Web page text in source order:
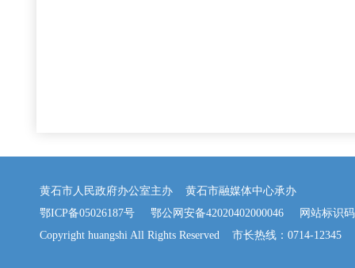
黄石市人民政府办公室主办 黄石市融媒体中心承办
鄂ICP备05026187号
鄂公网安备42020402000046 网站标识码
Copyright huangshi All Rights Reserved 市长热线：0714-12345